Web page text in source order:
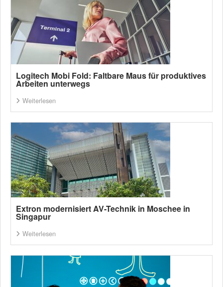
Logitech Mobi Fold: Faltbare Maus für produktives
Arbeiten unterwegs
Weiterlesen
Extron modernisiert AV-Technik in Moschee in
Singapur
Weiterlesen